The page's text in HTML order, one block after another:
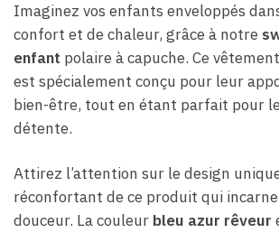
Imaginez vos enfants enveloppés
confort et de chaleur, grâce à notre
enfant polaire à capuche. Ce
est spécialement conçu pour leur
bien-être, tout en étant parfait pour
détente.
Attirez l’attention sur le design
réconfortant de ce produit qui
douceur. La couleur bleu azur rêveur